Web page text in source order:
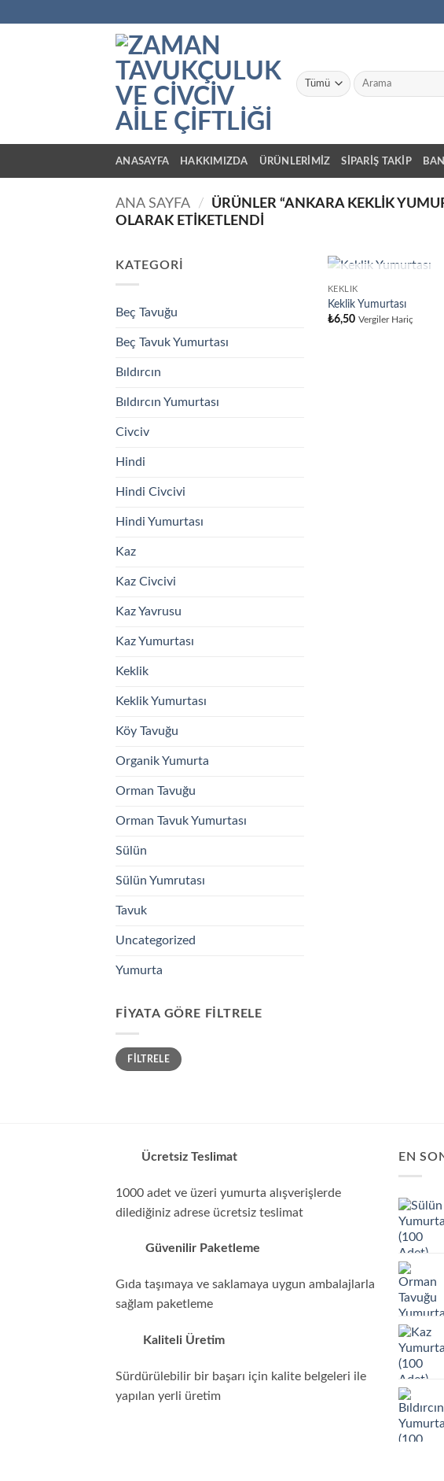
Ara:
ANASAYFA HAKKIMIZDA ÜRÜNLERİMİZ SIPARIŞ TAKIP
ANA SAYFA / ÜRÜNLER “ANKARA KEKLIK
OLARAK ETIKETLENDI
KATEGORI
Beç Tavuğu
Beç Tavuk Yumurtası
Bıldırcın
Bıldırcın Yumurtası
Civciv
Hindi
Hindi Civcivi
Hindi Yumurtası
Kaz
Kaz Civcivi
Kaz Yavrusu
Kaz Yumurtası
Keklik
Keklik Yumurtası
Köy Tavuğu
Organik Yumurta
Orman Tavuğu
Orman Tavuk Yumurtası
Sülün
Sülün Yumrutası
Tavuk
Uncategorized
Yumurta
FIYATA GÖRE FILTRELE
En
düşük
fiyat
En
yüksek
fiyat
FILTRELE
KEKLIK
Keklik Yumurtası
₺6,50 Vergiler Hariç
Ücretsiz Teslimat
1000 adet ve üzeri yumurta alışverişlerde
dilediğiniz adrese ücretsiz teslimat
Güvenilir Paketleme
Gıda taşımaya ve saklamaya uygun ambalajlarla
sağlam paketleme
Kaliteli Üretim
Sürdürülebilir bir başarı için kalite belgeleri ile
yapılan yerli üretim
EN